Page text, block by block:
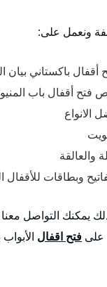
ونعمل على:
باكستاني بيان
فتح أقفال باب
الانواع
والعالقة
وبطاقات للأقفال
يمكنك التواصل
على فتح اقفال الأبواب